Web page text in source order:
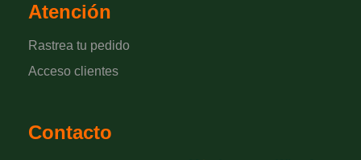
Atención
Rastrea tu pedido
Acceso clientes
Contacto